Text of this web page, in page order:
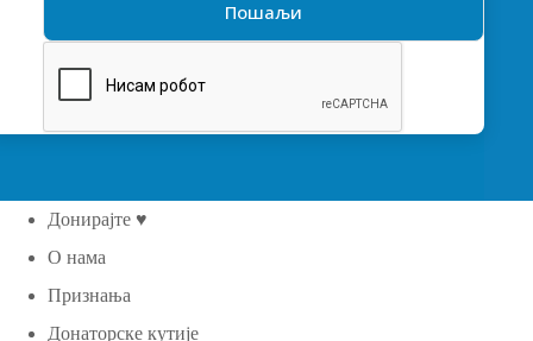
Донирајте ♥
О нама
Признања
Донаторске кутије